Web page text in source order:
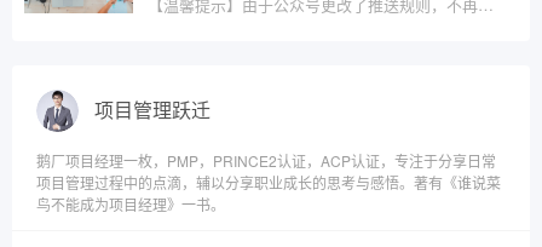
项目管理跃迁
鹅厂项目经理一枚，PMP，PRINCE2认证，ACP认证，专注于分享日常
项目管理过程中的点滴，辅以分享职业成长的思考与感悟。著有《谁说菜
鸟不能成为项目经理》一书。